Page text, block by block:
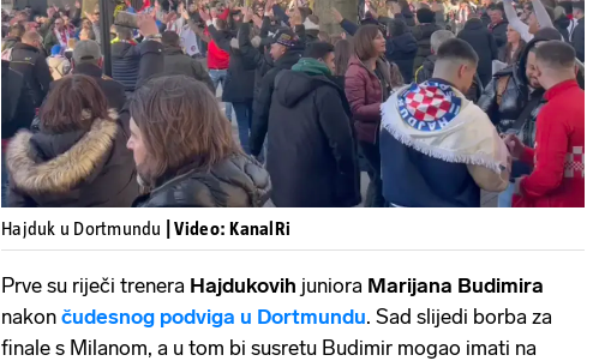
Pokretanje videa...
Hajduk u Dortmundu | Video: KanalRi
Prve su riječi trenera Hajdukovih juniora Marijana Budimira
nakon čudesnog podviga u Dortmundu. Sad slijedi borba za
finale s Milanom, a u tom bi susretu Budimir mogao imati na